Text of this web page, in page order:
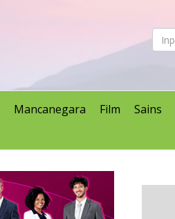
Mancanegara Film Sains